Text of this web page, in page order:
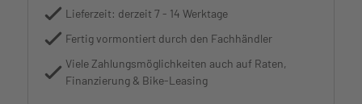
Lieferzeit: derzeit 7 - 14 Werktage
Fertig vormontiert durch den Fachhändler
Viele Zahlungsmöglichkeiten auch auf Raten,
Finanzierung & Bike-Leasing